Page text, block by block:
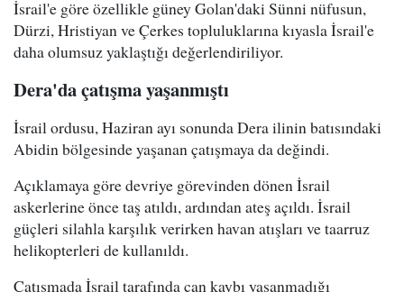
İsrail'e göre özellikle güney Golan'daki Sünni nüfusun,
Dürzi, Hristiyan ve Çerkes topluluklarına kıyasla İsrail'e
daha olumsuz yaklaştığı değerlendiriliyor.
Dera'da çatışma yaşanmıştı
İsrail ordusu, Haziran ayı sonunda Dera ilinin batısındaki
Abidin bölgesinde yaşanan çatışmaya da değindi.
Açıklamaya göre devriye görevinden dönen İsrail
askerlerine önce taş atıldı, ardından ateş açıldı. İsrail
güçleri silahla karşılık verirken havan atışları ve taarruz
helikopterleri de kullanıldı.
Çatışmada İsrail tarafında can kaybı yaşanmadığı